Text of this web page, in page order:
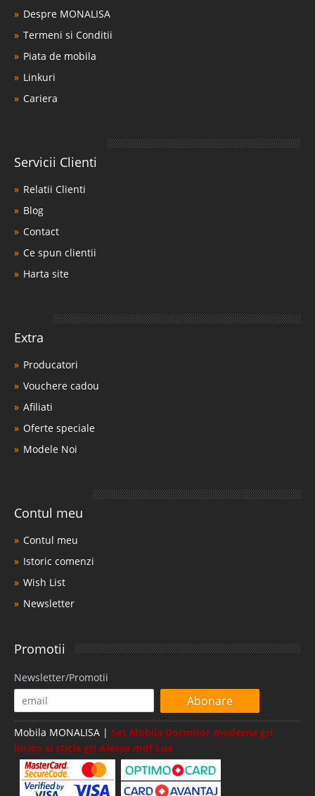
Despre MONALISA
Termeni si Conditii
Piata de mobila
Linkuri
Cariera
Servicii Clienti
Relatii Clienti
Blog
Contact
Ce spun clientii
Harta site
Extra
Producatori
Vouchere cadou
Afiliati
Oferte speciale
Modele Noi
Contul meu
Contul meu
Istoric comenzi
Wish List
Newsletter
Promotii
Newsletter/Promotii
Abonare
Mobila MONALISA | Set Mobila Dormitor moderna gri
lucios si sticla gri Alessa mdf Lux